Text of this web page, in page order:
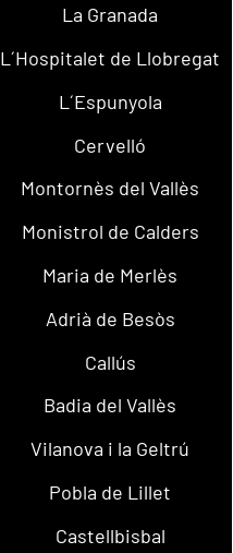
La Granada
L´Hospitalet de Llobregat
L´Espunyola
Cervelló
Montornès del Vallès
Monistrol de Calders
Maria de Merlès
Adrià de Besòs
Callús
Badia del Vallès
Vilanova i la Geltrú
Pobla de Lillet
Castellbisbal